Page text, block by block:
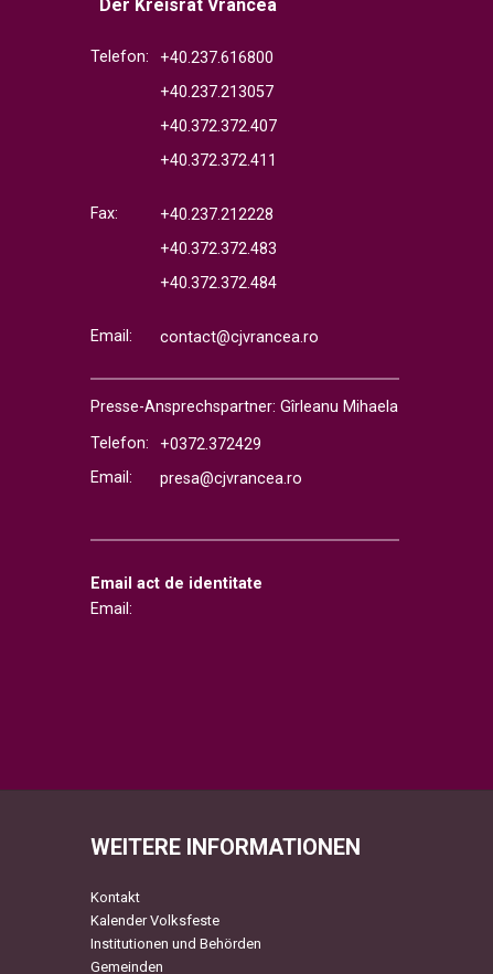
Der Kreisrat Vrancea
Telefon:
+40.237.616800
+40.237.213057
+40.372.372.407
+40.372.372.411
Fax:
+40.237.212228
+40.372.372.483
+40.372.372.484
Email: contact@cjvrancea.ro
Presse-Ansprechspartner: Gîrleanu Mihaela
Telefon:
+0372.372429
Email:
presa@cjvrancea.ro
Email act de identitate
Email:
WEITERE INFORMATIONEN
Kontakt
Kalender Volksfeste
Institutionen und Behörden
Gemeinden